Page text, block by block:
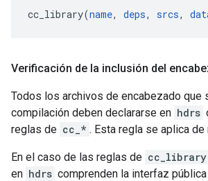
cc_library(name, deps, srcs,
Verificación de la inclusión del
Todos los archivos de encabezado que
compilación deben declararse en hdrs
reglas de cc_* . Esta regla se aplica
En el caso de las reglas de cc_library
en hdrs comprenden la interfaz